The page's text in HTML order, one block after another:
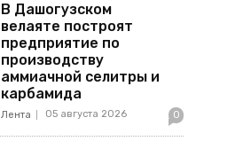
В Дашогузском
велаяте построят
предприятие по
производству
аммиачной селитры и
карбамида
Лента 05 августа 2026 0